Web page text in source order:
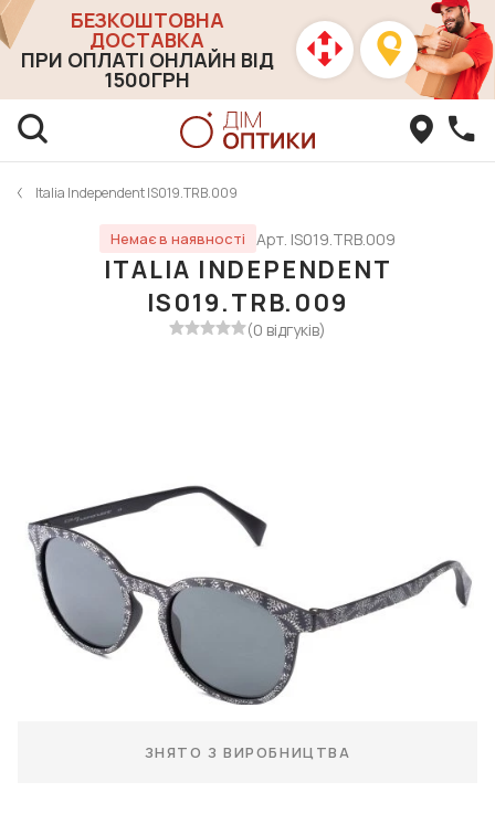
БЕЗКОШТОВНА
ДОСТАВКА
ПРИ ОПЛАТІ ОНЛАЙН ВІД
1500ГРН
Italia Independent IS019.TRB.009
Немає в наявності Арт. IS019.TRB.009
ITALIA INDEPENDENT
IS019.TRB.009
(0 відгуків)
ЗНЯТО З ВИРОБНИЦТВА